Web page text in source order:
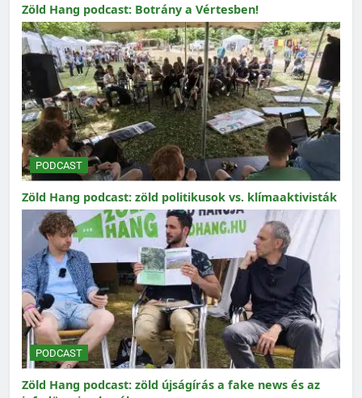
Zöld Hang podcast: Botrány a Vértesben!
PODCAST
Zöld Hang podcast: zöld politikusok vs. klímaaktivisták
PODCAST
Zöld Hang podcast: zöld újságírás a fake news és az